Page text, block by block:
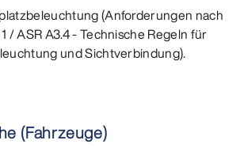
(Anforderungen nach
1 / ASR A3.4 - Technische Regeln für
und Sichtverbindung).
(Fahrzeuge)